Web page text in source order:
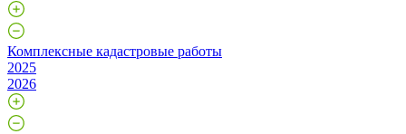
Комплексные кадастровые работы
2025
2026